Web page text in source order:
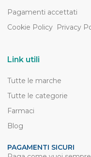
Pagamenti accettati
Cookie Policy Privacy
Link utili
Tutte le marche
Tutte le categorie
Farmaci
Blog
PAGAMENTI SICURI